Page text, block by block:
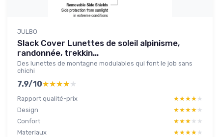
JULBO
Slack Cover Lunettes de soleil alpinisme,
randonnée, trekkin...
Des lunettes de montagne modulables qui font le job sans
chichi
7.9/10★★★★★
★★★★★
Rapport qualité-prix ★★★★★
★★★★★
Design
★★★★★
★★★★★
Confort
★★★★★
★★★★★
Materiaux
★★★★★
★★★★★